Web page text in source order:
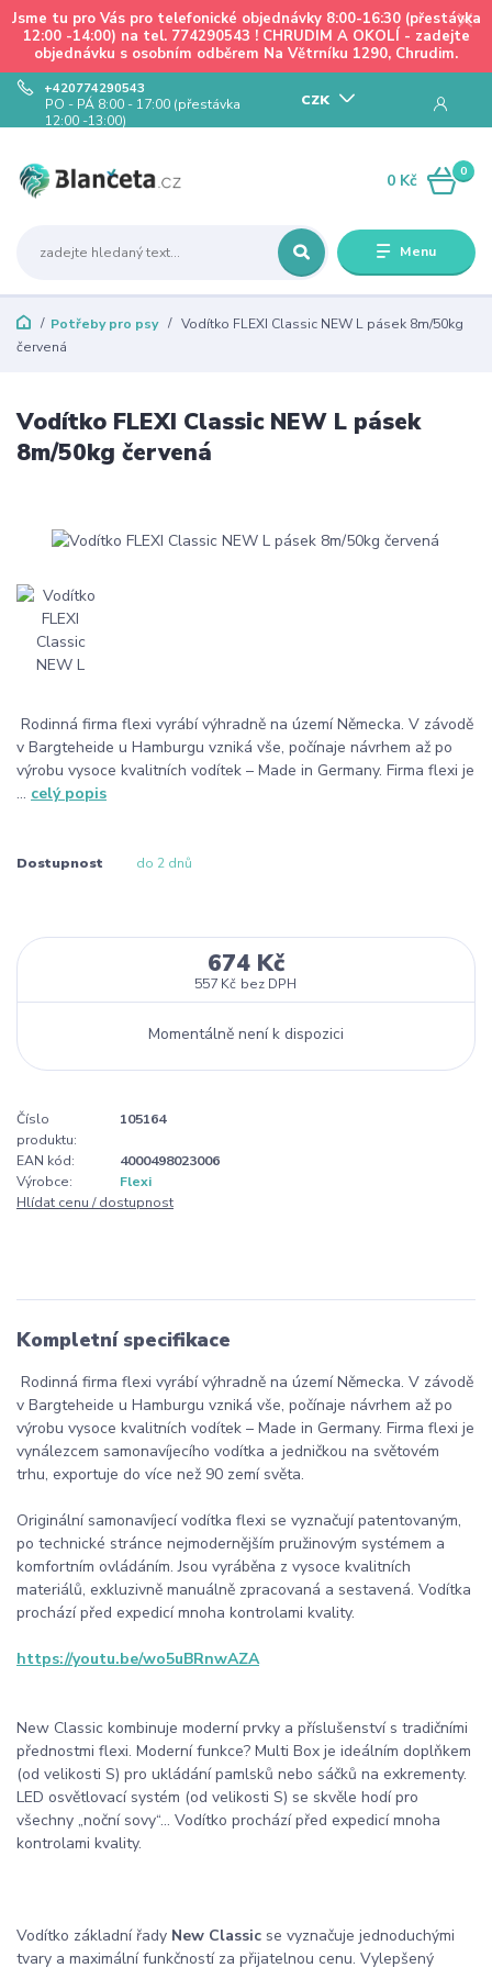
Jsme tu pro Vás pro telefonické objednávky 8:00-16:30 (přestávka
12:00 -14:00) na tel. 774290543 ! CHRUDIM A OKOLÍ - zadejte
objednávku s osobním odběrem Na Větrníku 1290, Chrudim.
Menu
CZK
+420774290543
PO - PÁ 8:00 - 17:00 (přestávka
12:00 -13:00)
0
0 Kč
Potřeby pro psy
Vodítko FLEXI Classic NEW L pásek 8m/50kg
červená
Vodítko FLEXI Classic NEW L pásek
8m/50kg červená
Rodinná firma flexi vyrábí výhradně na území Německa. V závodě
v Bargteheide u Hamburgu vzniká vše, počínaje návrhem až po
výrobu vysoce kvalitních vodítek – Made in Germany. Firma flexi je
... celý popis
Dostupnost do 2 dnů
674 Kč
557 Kč bez DPH
Momentálně není k dispozici
Číslo
produktu:
105164
EAN kód:
4000498023006
Výrobce:
Flexi
Hlídat cenu / dostupnost
Kompletní specifikace
Rodinná firma flexi vyrábí výhradně na území Německa. V závodě
v Bargteheide u Hamburgu vzniká vše, počínaje návrhem až po
výrobu vysoce kvalitních vodítek – Made in Germany. Firma flexi je
vynálezcem samonavíjecího vodítka a jedničkou na světovém
trhu, exportuje do více než 90 zemí světa.
Originální samonavíjecí vodítka flexi se vyznačují patentovaným,
po technické stránce nejmodernějším pružinovým systémem a
komfortním ovládáním. Jsou vyráběna z vysoce kvalitních
materiálů, exkluzivně manuálně zpracovaná a sestavená. Vodítka
prochází před expedicí mnoha kontrolami kvality.
https://youtu.be/wo5uBRnwAZA
New Classic kombinuje moderní prvky a příslušenství s tradičními
přednostmi flexi. Moderní funkce? Multi Box je ideálním doplňkem
(od velikosti S) pro ukládání pamlsků nebo sáčků na exkrementy.
LED osvětlovací systém (od velikosti S) se skvěle hodí pro
všechny „noční sovy“… Vodítko prochází před expedicí mnoha
kontrolami kvality.
Vodítko základní řady New Classic se vyznačuje jednoduchými
tvary a maximální funkčností za přijatelnou cenu. Vylepšený